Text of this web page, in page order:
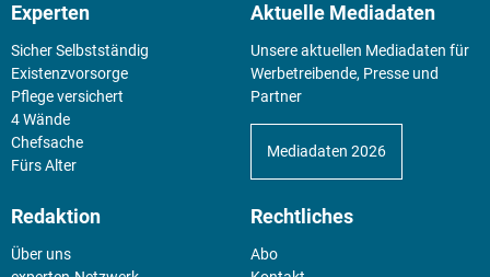
Experten
Sicher Selbstständig
Existenz­vorsorge
Pflege versichert
4 Wände
Chefsache
Fürs Alter
Aktuelle Mediadaten
Unsere aktuellen Mediadaten für
Werbetreibende, Presse und
Partner
Mediadaten 2026
Redaktion
Über uns
Rechtliches
Abo